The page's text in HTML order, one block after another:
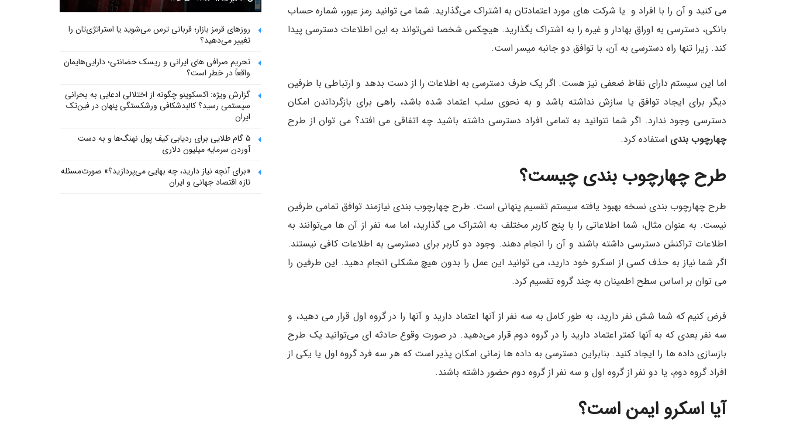
می کنید و آن را با افراد و یا شرکت های مورد اعتمادتان به اشتراک می‌گذارید. شما می توانید رمز عبور، شماره حساب
بانکی، دسترسی به اوراق بهادار و غیره را به اشتراک بگذارید. هیچکس شخصا نمی‌تواند به این اطلاعات دسترسی پیدا
کند. زیرا تنها راه دسترسی به آن، با توافق دو جانبه میسر است.
اما این سیستم دارای نقاط ضعفی نیز هست. اگر یک طرف دسترسی به اطلاعات را از دست بدهد و ارتباطی با طرفین
دیگر برای ایجاد توافق یا سازش نداشته باشد و به نحوی سلب اعتماد شده باشد، راهی برای بازگرداندن امکان
دسترسی وجود ندارد. اگر شما نتوانید به تمامی افراد دسترسی داشته باشید چه اتفاقی می افتد؟ می توان از طرح
چهارچوب بندی استفاده کرد.
طرح چهارچوب بندی چیست؟
طرح چهارچوب بندی نسخه بهبود یافته سیستم تقسیم پنهانی است. طرح چهارچوب بندی نیازمند توافق تمامی طرفین
نیست. به عنوان مثال، شما اطلاعاتی را با پنج کاربر مختلف به اشتراک می گذارید، اما سه نفر از آن ها می‌توانند به
اطلاعات تراکنش دسترسی داشته باشند و آن را انجام دهند. وجود دو کاربر برای دسترسی به اطلاعات کافی نیستند.
اگر شما نیاز به حذف کسی از اسکرو خود دارید، می توانید این عمل را بدون هیچ مشکلی انجام دهید. این طرفین را
می توان بر اساس سطح اطمینان به چند گروه تقسیم کرد.
فرض کنیم که شما شش نفر دارید، به طور کامل به سه نفر از آنها اعتماد دارید و آنها را در گروه اول قرار می دهید، و
سه نفر بعدی که به آنها کمتر اعتماد دارید را در گروه دوم قرار می‌دهید. در صورت وقوع حادثه ای می‌توانید یک طرح
بازسازی داده ها را ایجاد کنید. بنابراین دسترسی به داده ها زمانی امکان پذیر است که هر سه فرد گروه اول یا یکی از
افراد گروه دوم، یا دو نفر از گروه اول و سه نفر از گروه دوم حضور داشته باشند.
آیا اسکرو ایمن است؟
روزهای قرمز بازار؛ قربانی ترس می‌شوید یا استراتژی‌تان را
تغییر می‌دهید؟
تحریم صرافی های ایرانی و ریسک حضانتی؛ دارایی‌هایمان
واقعاً در خطر است؟
گزارش ویژه: اکسکوینو چگونه از اختلالی ادعایی به بحرانی
سیستمی رسید؟ کالبدشکافی ورشکستگی پنهان در فین‌تک
ایران
۵ گام طلایی برای ردیابی کیف پول‌ نهنگ‌ها و به دست
آوردن سرمایه میلیون دلاری
«برای آنچه نیاز دارید، چه بهایی می‌پردازید؟» صورت‌مسئله
تازه اقتصاد جهانی و ایران